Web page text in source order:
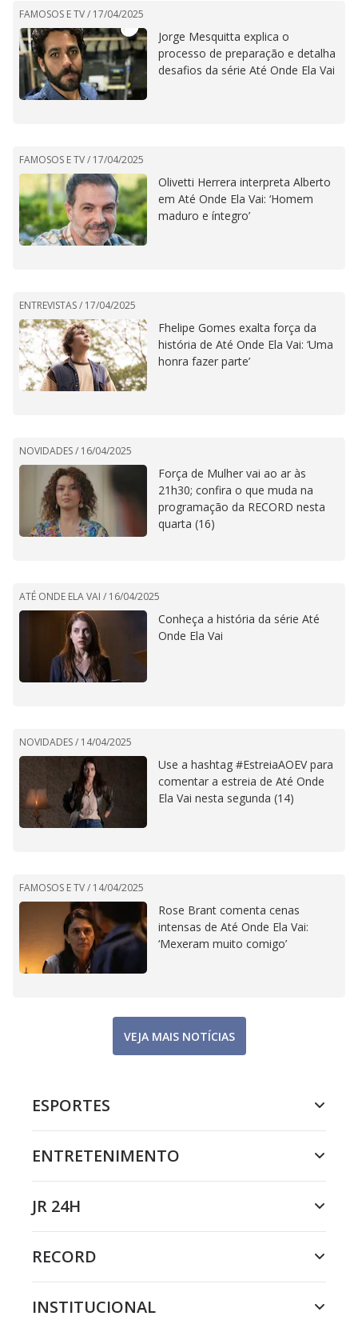
FAMOSOS E TV / 17/04/2025
Jorge Mesquitta explica o
processo de preparação e detalha
desafios da série Até Onde Ela Vai
FAMOSOS E TV / 17/04/2025
Olivetti Herrera interpreta Alberto
em Até Onde Ela Vai: ‘Homem
maduro e íntegro’
ENTREVISTAS / 17/04/2025
Fhelipe Gomes exalta força da
história de Até Onde Ela Vai: ‘Uma
honra fazer parte’
NOVIDADES / 16/04/2025
Força de Mulher vai ao ar às
21h30; confira o que muda na
programação da RECORD nesta
quarta (16)
ATÉ ONDE ELA VAI / 16/04/2025
Conheça a história da série Até
Onde Ela Vai
NOVIDADES / 14/04/2025
Use a hashtag #EstreiaAOEV para
comentar a estreia de Até Onde
Ela Vai nesta segunda (14)
FAMOSOS E TV / 14/04/2025
Rose Brant comenta cenas
intensas de Até Onde Ela Vai:
‘Mexeram muito comigo’
VEJA MAIS NOTÍCIAS
ESPORTES
ENTRETENIMENTO
JR 24H
RECORD
INSTITUCIONAL